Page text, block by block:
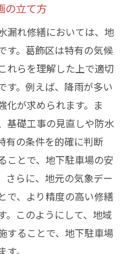
の立て方
漏れ修繕においては、地
す。葛飾区は特有の気候
れらを理解した上で適切
す。例えば、降雨が多い
化が求められます。ま
基礎工事の見直しや防水
有の条件を的確に判断
ことで、地下駐車場の安
さらに、地元の気象デー
で、より精度の高い修繕
。このようにして、地域
することで、地下駐車場
。